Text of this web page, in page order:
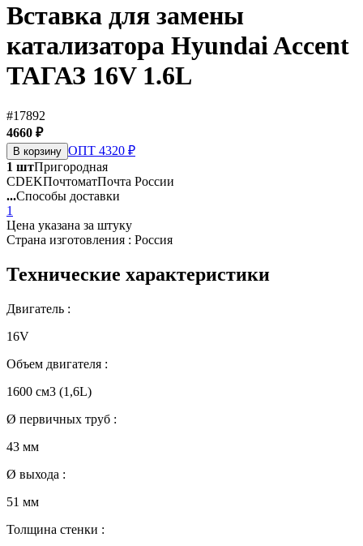
Вставка для замены
катализатора Hyundai Accent
ТАГАЗ 16V 1.6L
#17892
4660 ₽
В корзину ОПТ 4320 ₽
1 штПригородная
CDEKПочтоматПочта России
...Способы доставки
1
Цена указана за штуку
Страна изготовления : Россия
Технические характеристики
Двигатель :
16V
Объем двигателя :
1600 см3 (1,6L)
Ø первичных труб :
43 мм
Ø выхода :
51 мм
Толщина стенки :